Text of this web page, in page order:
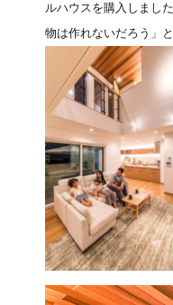
ルハウスを購入しまし
物は作れないだろう」